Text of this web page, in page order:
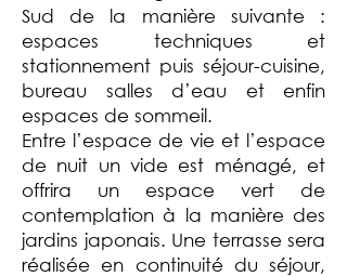
Sud de la manière suivante :
espaces techniques et
stationnement puis séjour-cuisine,
bureau salles d’eau et enfin
espaces de sommeil.
Entre l’espace de vie et l’espace
de nuit un vide est ménagé, et
offrira un espace vert de
contemplation à la manière des
jardins japonais. Une terrasse sera
réalisée en continuité du séjour,